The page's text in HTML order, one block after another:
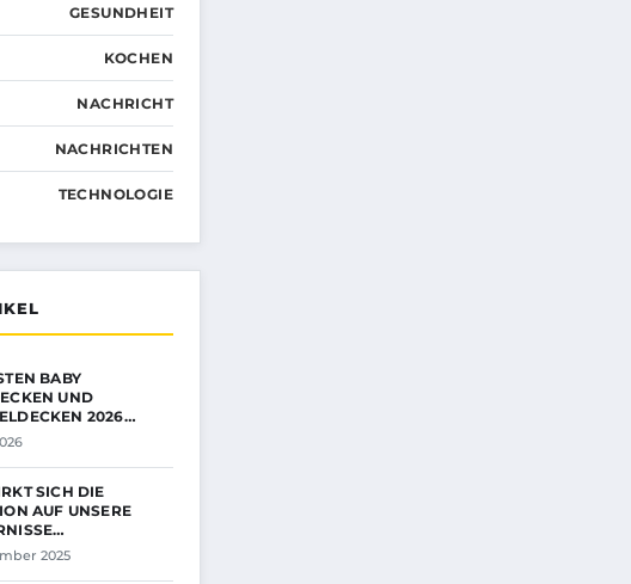
GESUNDHEIT
KOCHEN
NACHRICHT
NACHRICHTEN
TECHNOLOGIE
BABY
UND
2026…
SICH DIE
AUF UNSERE
2025